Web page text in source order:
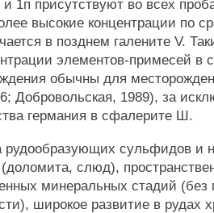
1п присутствуют во всех
высокие концентрации по
в позднем галените V.
элементов-примесей в
обычны для
Добровольская, 1989), за
германия в сфалерите Ш.
рудообразующих сульфидов и
слюд),
минеральных стадий (без
широкое развитие в рудах